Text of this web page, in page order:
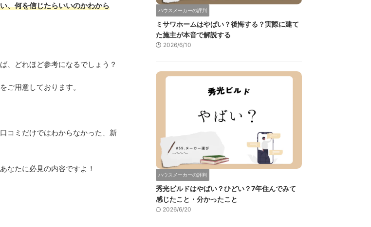
、何を信じたらいいのかわから
、どれほど参考になるでしょう？
ご用意しております。
コミだけではわからなかった、新
なたに必見の内容ですよ！
ハウスメーカーの評判
ミサワホームはやばい？後悔する？実際に建て
た施主が本音で解説する
2026/6/10
ハウスメーカーの評判
秀光ビルドはやばい？ひどい？7年住んでみて
感じたこと・分かったこと
2026/6/20